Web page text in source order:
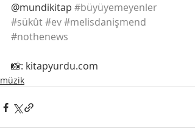
@mundikitap #büyüyemeyenler
#sükût#ev#melisdanişmend
#nothenews
📸: kitapyurdu.com
müzik